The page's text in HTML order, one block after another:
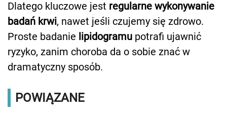
Dlatego kluczowe jest regularne wykonywanie
badań krwi, nawet jeśli czujemy się zdrowo.
Proste badanie lipidogramu potrafi ujawnić
ryzyko, zanim choroba da o sobie znać w
dramatyczny sposób.
POWIĄZANE